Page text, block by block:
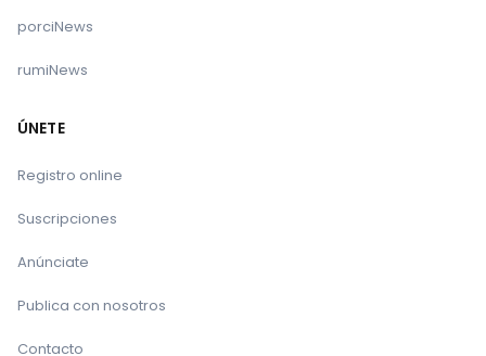
porciNews
rumiNews
ÚNETE
Registro online
Suscripciones
Anúnciate
Publica con nosotros
Contacto